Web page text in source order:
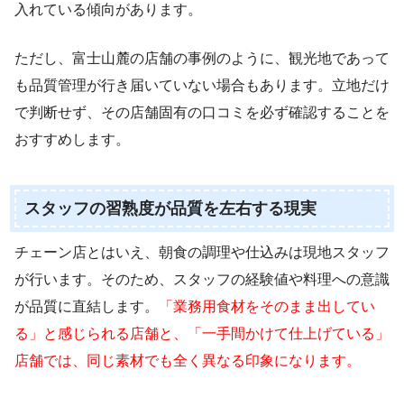
入れている傾向があります。
ただし、富士山麓の店舗の事例のように、観光地であって
も品質管理が行き届いていない場合もあります。立地だけ
で判断せず、その店舗固有の口コミを必ず確認することを
おすすめします。
スタッフの習熟度が品質を左右する現実
チェーン店とはいえ、朝食の調理や仕込みは現地スタッフ
が行います。そのため、スタッフの経験値や料理への意識
が品質に直結します。
「業務用食材をそのまま出してい
る」と感じられる店舗と、「一手間かけて仕上げている」
店舗では、同じ素材でも全く異なる印象になります。